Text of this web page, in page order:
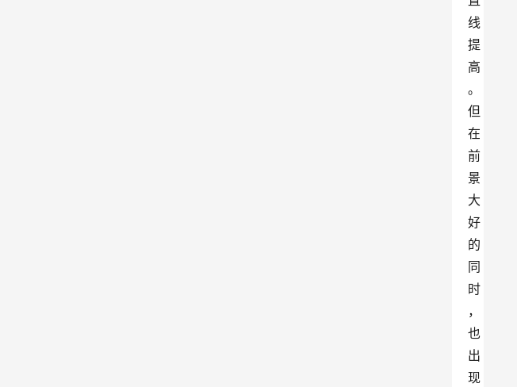
线
提
高
。
但
在
前
景
大
好
的
同
时
，
也
出
现